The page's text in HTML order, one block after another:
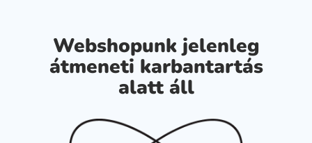
Webshopunk jelenleg
átmeneti karbantartás
alatt áll